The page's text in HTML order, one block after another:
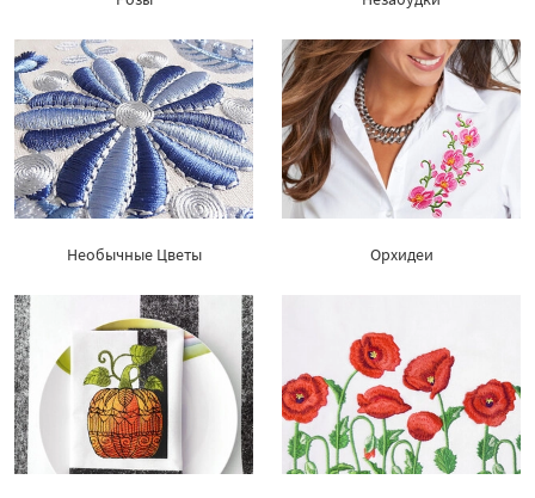
Необычные Цветы Орхидеи